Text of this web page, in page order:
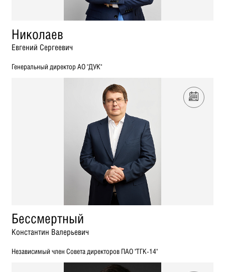
Николаев
Евгений Сергеевич
Генеральный директор АО "ДУК"
Бессмертный
Константин Валерьевич
Независимый член Совета директоров ПАО "ТГК-14"